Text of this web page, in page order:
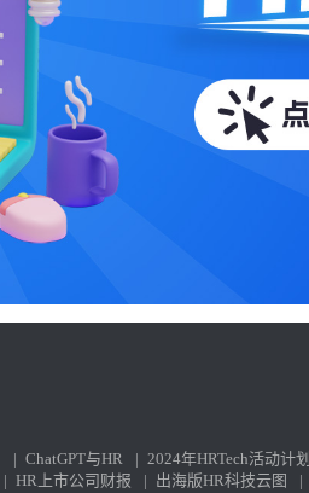
| ChatGPT与HR | 2024年HRTech活动计划
| HR上市公司财报 | 出海版HR科技云图 |